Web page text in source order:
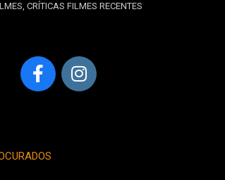
, CRÍTICAS FILMES RECENTES